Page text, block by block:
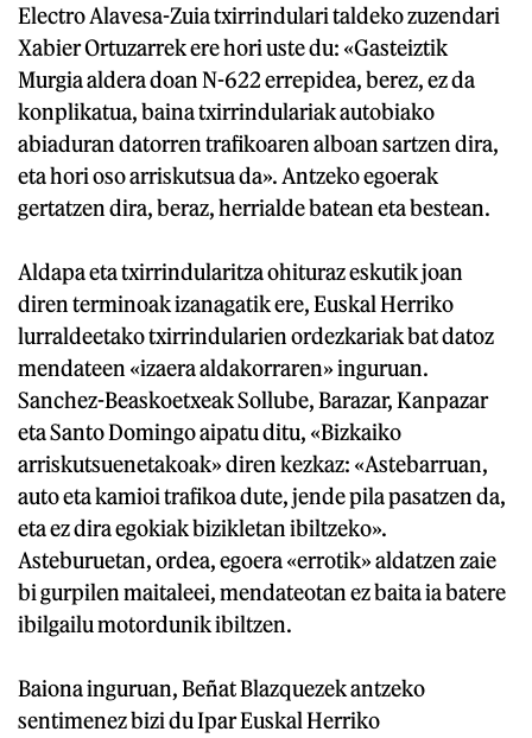
Electro Alavesa-Zuia txirrindulari taldeko zuzendari
Xabier Ortuzarrek ere hori uste du: «Gasteiztik
Murgia aldera doan N-622 errepidea, berez, ez da
konplikatua, baina txirrindulariak autobiako
abiaduran datorren trafikoaren alboan sartzen dira,
eta hori oso arriskutsua da». Antzeko egoerak
gertatzen dira, beraz, herrialde batean eta bestean.
Aldapa eta txirrindularitza ohituraz eskutik joan
diren terminoak izanagatik ere, Euskal Herriko
lurraldeetako txirrindularien ordezkariak bat datoz
mendateen «izaera aldakorraren» inguruan.
Sanchez-Beaskoetxeak Sollube, Barazar, Kanpazar
eta Santo Domingo aipatu ditu, «Bizkaiko
arriskutsuenetakoak» diren kezkaz: «Astebarruan,
auto eta kamioi trafikoa dute, jende pila pasatzen da,
eta ez dira egokiak bizikletan ibiltzeko».
Asteburuetan, ordea, egoera «errotik» aldatzen zaie
bi gurpilen maitaleei, mendateotan ez baita ia batere
ibilgailu motordunik ibiltzen.
Baiona inguruan, Beñat Blazquezek antzeko
sentimenez bizi du Ipar Euskal Herriko